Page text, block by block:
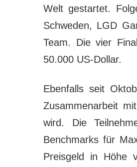
Welt gestartet.
Schweden, LGD
Team. Die vier
50.000 US-Dollar.
Ebenfalls seit
Zusammenarbeit
wird. Die
Benchmarks für
Preisgeld in Höhe